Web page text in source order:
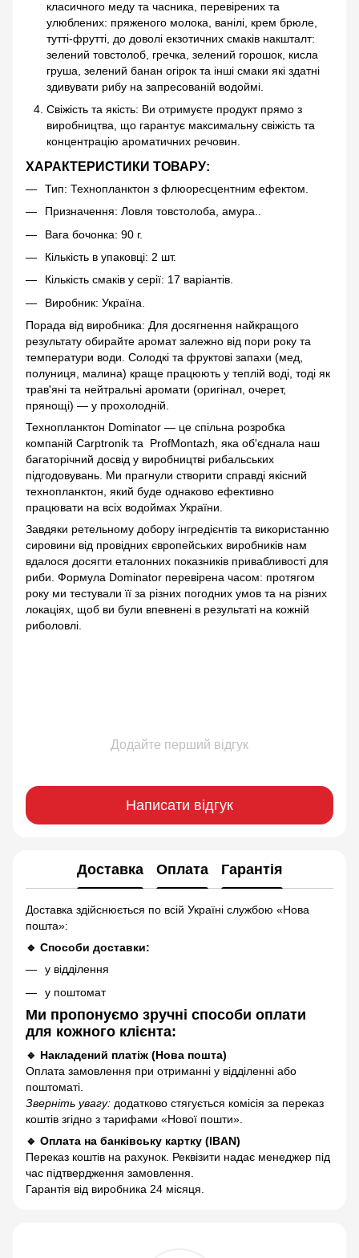
класичного меду та часника, перевірених та
улюблених: пряженого молока, ванілі, крем брюле,
тутті-фрутті, до доволі екзотичних смаків накшталт:
зелений товстолоб, гречка, зелений горошок, кисла
груша, зелений банан огірок та інші смаки які здатні
здивувати рибу на запресованій водоймі.
Свіжість та якість: Ви отримуєте продукт прямо з
виробництва, що гарантує максимальну свіжість та
концентрацію ароматичних речовин.
ХАРАКТЕРИСТИКИ ТОВАРУ:
Тип: Технопланктон з флюоресцентним ефектом.
Призначення: Ловля товстолоба, амура..
Вага бочонка: 90 г.
Кількість в упаковці: 2 шт.
Кількість смаків у серії: 17 варіантів.
Виробник: Україна.
Порада від виробника: Для досягнення найкращого
результату обирайте аромат залежно від пори року та
температури води. Солодкі та фруктові запахи (мед,
полуниця, малина) краще працюють у теплій воді, тоді як
трав'яні та нейтральні аромати (оригінал, очерет,
прянощі) — у прохолодній.
Технопланктон Dominator — це спільна розробка
компаній Carptronik та ProfMontazh, яка об'єднала наш
багаторічний досвід у виробництві рибальських
підгодовувань. Ми прагнули створити справді якісний
технопланктон, який буде однаково ефективно
працювати на всіх водоймах України.
Завдяки ретельному добору інгредієнтів та використанню
сировини від провідних європейських виробників нам
вдалося досягти еталонних показників привабливості для
риби. Формула Dominator перевірена часом: протягом
року ми тестували її за різних погодних умов та на різних
локаціях, щоб ви були впевнені в результаті на кожній
риболовлі.
Додайте перший відгук
Написати відгук
Доставка Оплата Гарантія
Доставка здійснюється по всій Україні службою «Нова
пошта»:
🔹 Способи доставки:
у відділення
у поштомат
Ми пропонуємо зручні способи оплати
для кожного клієнта:
🔹 Накладений платіж (Нова пошта)
Оплата замовлення при отриманні у відділенні або
поштоматі.
Зверніть увагу: додатково стягується комісія за переказ
коштів згідно з тарифами «Нової пошти».
🔹 Оплата на банківську картку (IBAN)
Переказ коштів на рахунок. Реквізити надає менеджер під
час підтвердження замовлення.
Гарантія від виробника 24 місяця.